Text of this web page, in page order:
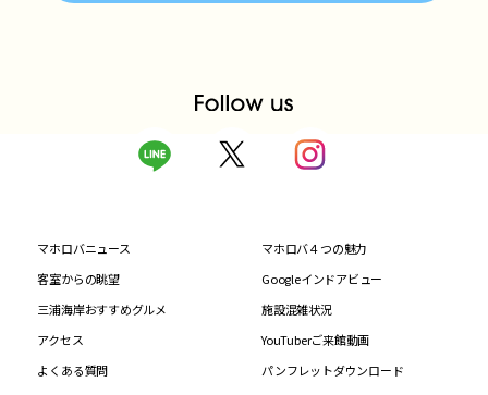
マホロバニュース
マホロバ４つの魅力
客室からの眺望
Googleインドアビュー
三浦海岸おすすめグルメ
施設混雑状況
アクセス
YouTuberご来館動画
よくある質問
パンフレットダウンロード